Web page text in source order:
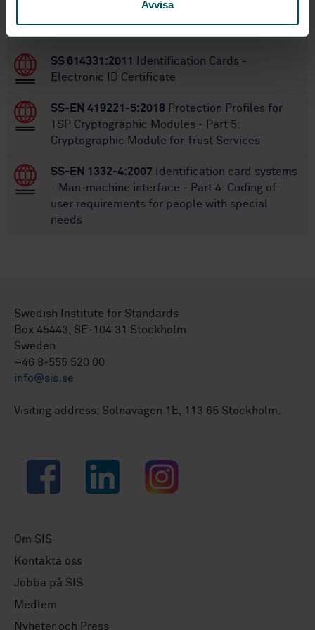
Avvisa
SS 614331:2011
Identification Cards -
Electronic ID Certificate
SS-EN 419221-5:2018 Protection Profiles for
TSP Cryptographic Modules - Part 5:
Cryptographic Module for Trust Services
SS-EN 1332-4:2007 Identification card systems
- Man-machine interface - Part 4: Coding of
user requirements for people with special
needs
Swedish Institute for Standards
Box 45443, SE-104 31 Stockholm
Sweden
+46 8-555 520 00
info@sis.se
Visiting address: Solnavägen 1E, 113 65 Stockholm.
Facebook LinkedIn Instagram
Om SIS
Kontakta oss
Jobba på SIS
Medlem
Nyheter och Press